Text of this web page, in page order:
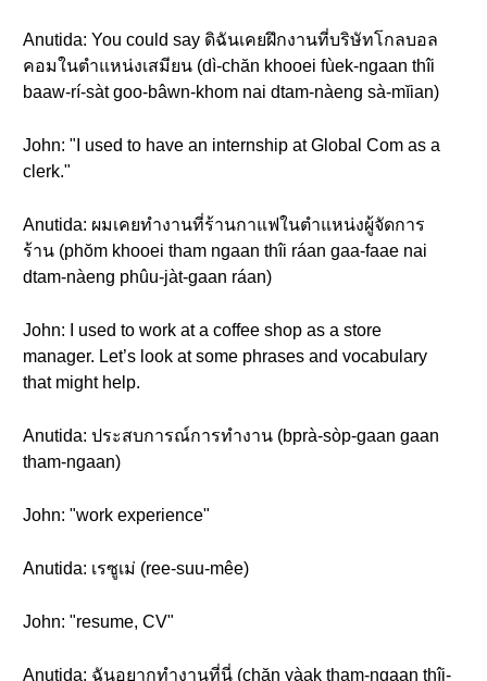
Anutida: You could say ดิฉันเคยฝึกงานที่บริษัทโกลบอล
คอมในตำแหน่งเสมียน (dì-chăn khooei fùek-ngaan thîi
baaw-rí-sàt goo-bâwn-khom nai dtam-nàeng sà-mĭian)
John: "I used to have an internship at Global Com as a
clerk."
Anutida: ผมเคยทำงานที่ร้านกาแฟในตำแหน่งผู้จัดการ
ร้าน (phŏm khooei tham ngaan thîi ráan gaa-faae nai
dtam-nàeng phûu-jàt-gaan ráan)
John: I used to work at a coffee shop as a store
manager. Let’s look at some phrases and vocabulary
that might help.
Anutida: ประสบการณ์การทำงาน (bprà-sòp-gaan gaan
tham-ngaan)
John: "work experience"
Anutida: เรซูเม่ (ree-suu-mêe)
John: "resume, CV"
Anutida: ฉันอยากทำงานที่นี่ (chăn yàak tham-ngaan thîi-